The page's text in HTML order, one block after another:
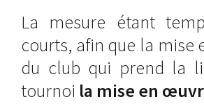
La mesure étant
courts, afin que la
du club qui prend la
tournoi la mise en